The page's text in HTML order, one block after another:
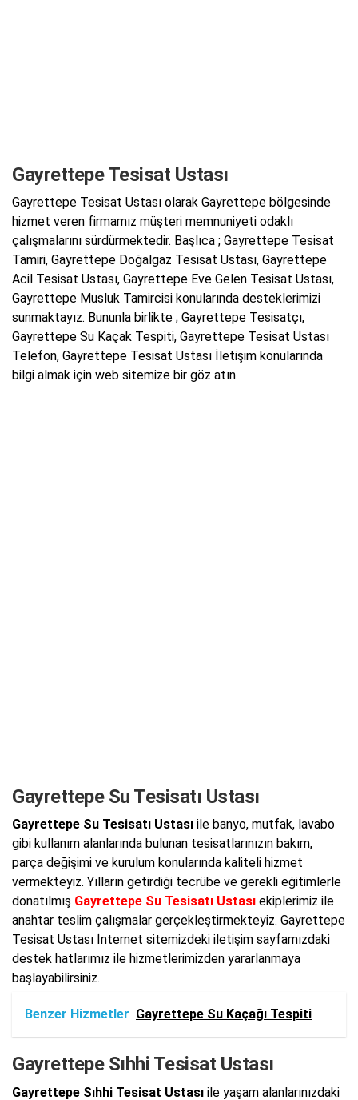
Gayrettepe Tesisat Ustası
Gayrettepe Tesisat Ustası olarak Gayrettepe bölgesinde
hizmet veren firmamız müşteri memnuniyeti odaklı
çalışmalarını sürdürmektedir. Başlıca ; Gayrettepe Tesisat
Tamiri, Gayrettepe Doğalgaz Tesisat Ustası, Gayrettepe
Acil Tesisat Ustası, Gayrettepe Eve Gelen Tesisat Ustası,
Gayrettepe Musluk Tamircisi konularında desteklerimizi
sunmaktayız. Bununla birlikte ; Gayrettepe Tesisatçı,
Gayrettepe Su Kaçak Tespiti, Gayrettepe Tesisat Ustası
Telefon, Gayrettepe Tesisat Ustası İletişim konularında
bilgi almak için web sitemize bir göz atın.
Gayrettepe Su Tesisatı Ustası
Gayrettepe Su Tesisatı Ustası ile banyo, mutfak, lavabo
gibi kullanım alanlarında bulunan tesisatlarınızın bakım,
parça değişimi ve kurulum konularında kaliteli hizmet
vermekteyiz. Yılların getirdiği tecrübe ve gerekli eğitimlerle
donatılmış Gayrettepe Su Tesisatı Ustası ekiplerimiz ile
anahtar teslim çalışmalar gerçekleştirmekteyiz. Gayrettepe
Tesisat Ustası İnternet sitemizdeki iletişim sayfamızdaki
destek hatlarımız ile hizmetlerimizden yararlanmaya
başlayabilirsiniz.
Benzer Hizmetler Gayrettepe Su Kaçağı Tespiti
Gayrettepe Sıhhi Tesisat Ustası
Gayrettepe Sıhhi Tesisat Ustası ile yaşam alanlarınızdaki